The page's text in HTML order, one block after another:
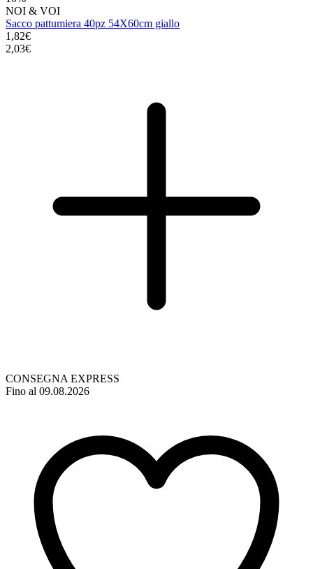
NOI & VOI
Sacco pattumiera 40pz 54X60cm giallo
1,82€
2,03€
CONSEGNA EXPRESS
Fino al 09.08.2026